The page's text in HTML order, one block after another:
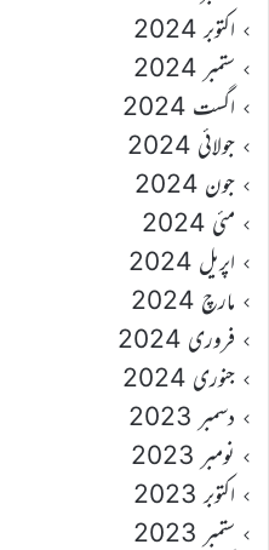
اکتوبر 2024
ستمبر 2024
اگست 2024
جولائی 2024
جون 2024
مئی 2024
اپریل 2024
مارچ 2024
فروری 2024
جنوری 2024
دسمبر 2023
نومبر 2023
اکتوبر 2023
ستمبر 2023